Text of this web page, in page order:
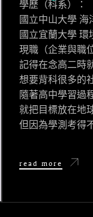
ON
學歷（科系）：
國立中山大學
國立宜蘭大學 環
現職（企業與職
記得在念高二時
想要背科很多的
隨著高中學習過
就把目標放在地
但因為學測考
read more
系
涯